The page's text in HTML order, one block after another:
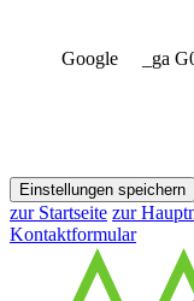
Google _ga
Einstellungen speichern
zur Startseite zur
Kontaktformular